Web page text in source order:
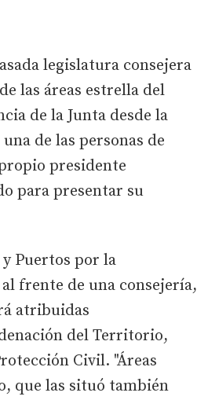
legislatura consejera
las áreas estrella del
de la Junta desde la
de las personas de
presidente
para presentar su
y Puertos por la
frente de una consejería,
atribuidas
del Territorio,
Civil. "Áreas
que las situó también